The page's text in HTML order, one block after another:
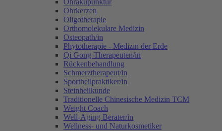
Ohrakupunktur
Ohrkerzen
Oligotherapie
Orthomolekulare Medizin
Osteopath/in
Phytotherapie - Medizin der Erde
Qi Gong-Therapeuten/in
Rückenbehandlung
Schmerztherapeut/in
Sportheilpraktiker/in
Steinheilkunde
Traditionelle Chinesische Medizin TCM
Weight Coach
Well-Aging-Berater/in
Wellness- und Naturkosmetiker